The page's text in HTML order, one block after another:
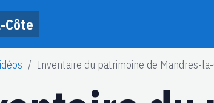
Côte
Inventaire du patrimoine de Mandres-